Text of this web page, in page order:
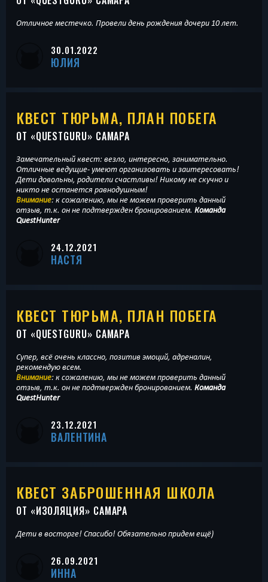
Отличное местечко. Провели день рождения дочери 10 лет.
30.01.2022
ЮЛИЯ
КВЕСТ ТЮРЬМА, ПЛАН ПОБЕГА
ОТ «QUESTGURU» САМАРА
Замечательный квест: везло, интересно, занимательно.
Отличные ведущие- умеют организовать и заитересовать!
Дети довольны, родители счастливы! Никому не скучно и
никто не останется равнодушным!
Внимание: к сожалению, мы не можем проверить данный
отзыв, т.к. он не подтвержден бронированием. Команда
QuestHunter
24.12.2021
НАСТЯ
КВЕСТ ТЮРЬМА, ПЛАН ПОБЕГА
ОТ «QUESTGURU» САМАРА
Супер, всё очень классно, позитив эмоций, адреналин,
рекомендую всем.
Внимание: к сожалению, мы не можем проверить данный
отзыв, т.к. он не подтвержден бронированием. Команда
QuestHunter
23.12.2021
ВАЛЕНТИНА
КВЕСТ ЗАБРОШЕННАЯ ШКОЛА
ОТ «ИЗОЛЯЦИЯ» САМАРА
Дети в восторге! Спасибо! Обязательно придем ещё)
26.09.2021
ИННА